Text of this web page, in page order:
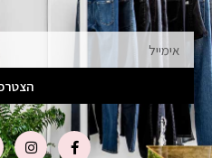
אימייל